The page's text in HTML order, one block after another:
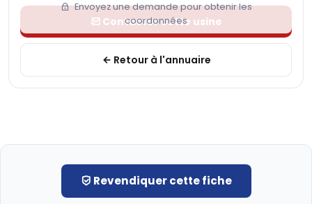
Envoyez une demande pour obtenir les
coordonnées
Contacter cette usine
Retour à l'annuaire
Revendiquer cette fiche